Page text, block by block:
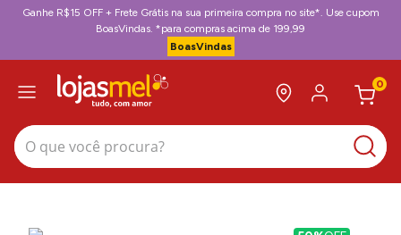
Ganhe R$15 OFF + Frete Grátis na sua primeira compra no site*. Use cupom
BoasVindas. *para compras acima de 199,99
BoasVindas
0
O que você procura?